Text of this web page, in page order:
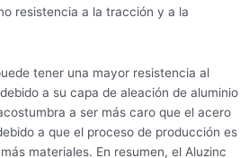
resistencia a la tracción y a la
tener una mayor resistencia al
a su capa de aleación de aluminio
a ser más caro que el acero
a que el proceso de producción es
materiales. En resumen, el Aluzinc